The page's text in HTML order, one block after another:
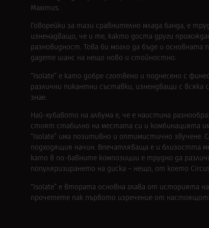
Maximus.
Говорейки за тази сравнително млада банда, е
изненадващо, че и те, както доста други
разновидност. Това би могло да бъде и
дадете шанс на нещо ново и стойностно.
“Isolate” е като добре сготвено и поднесено с
различни пикантни съставки, изнендващи с
знае.
Най-хубавото на албума е, че е наистина
стоят стабилно на местата си и комбинацията
“Isolate” има позитивно и оптимистично
подходящия начин. Впечатляваща е и близостта
като в по-бавните композиции е трудно да
популяризирането на диска – нещо, от което
“Isolate” е втората основна глава от историята
прочетете пак първото изречение от